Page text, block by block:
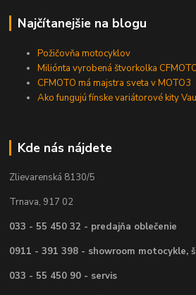
Najčítanejšie na blogu
Požičovňa motocyklov
Miliónta vyrobená štvorkolka
CFMOTO má majstra sveta v MOTO3
Ako fungujú fínske variátorové kity
Kde nás nájdete
Zlievarenská 8130/5
Trnava, 917 02
033 - 55 450 32 - predajňa oblečenie
0911 - 391 398 - showroom motocykle,
033 - 55 450 90 - servis